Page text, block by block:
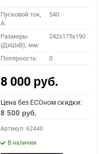
Пусковой ток,
A:
540
Размеры
(ДхШхВ), мм:
242x175x190
Полярность: 0
8 000 руб.
Цена без ECOном скидки:
8 500 руб.
Артикул: 62440
В наличии